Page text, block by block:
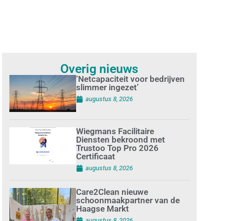
Overig nieuws
‘Netcapaciteit voor bedrijven
slimmer ingezet’
augustus 8, 2026
Wiegmans Facilitaire
Diensten bekroond met
Trustoo Top Pro 2026
Certificaat
augustus 8, 2026
Care2Clean nieuwe
schoonmaakpartner van de
Haagse Markt